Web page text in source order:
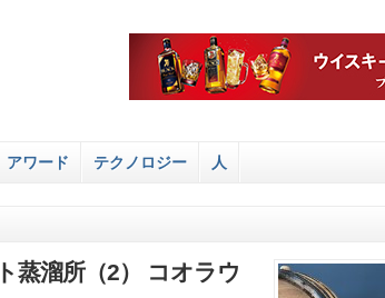
アワード テクノロジー 人
蒸溜所（2） コオラウ